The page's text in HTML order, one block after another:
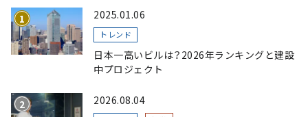
2025.01.06
トレンド
日本一高いビルは？2026年ランキングと建設
中プロジェクト
2026.08.04